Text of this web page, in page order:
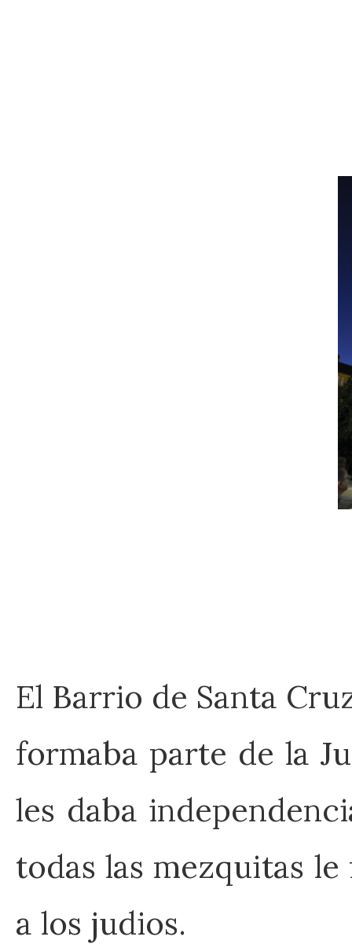
El Barrio de Santa
formaba parte de la
les daba
todas las mezquitas
a los judios.